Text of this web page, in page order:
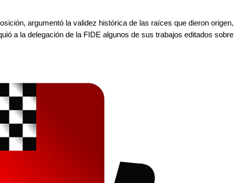
argumentó la validez histórica de las raíces que dieron origen,
a la delegación de la FIDE algunos de sus trabajos editados sobre